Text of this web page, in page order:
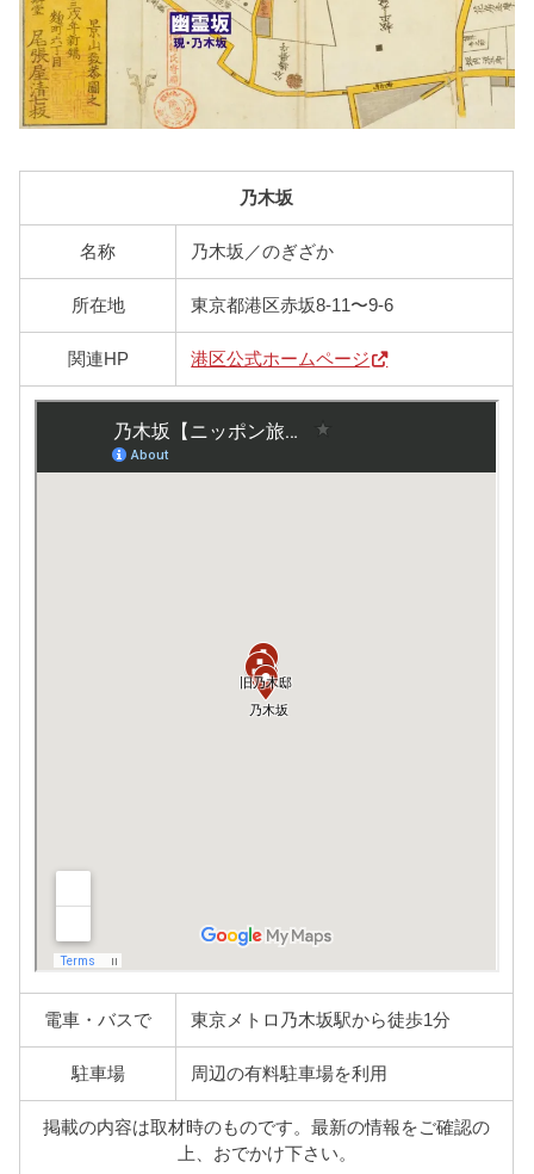
乃木坂
名称 乃木坂／のぎざか
所在地 東京都港区赤坂8-11〜9-6
関連HP 港区公式ホームページ
電車・バスで 東京メトロ乃木坂駅から徒歩1分
駐車場 周辺の有料駐車場を利用
掲載の内容は取材時のものです。最新の情報をご確認の
上、おでかけ下さい。